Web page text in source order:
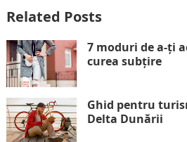
Related Posts
7 moduri de a-ți
curea subțire
Ghid pentru
Delta Dunării